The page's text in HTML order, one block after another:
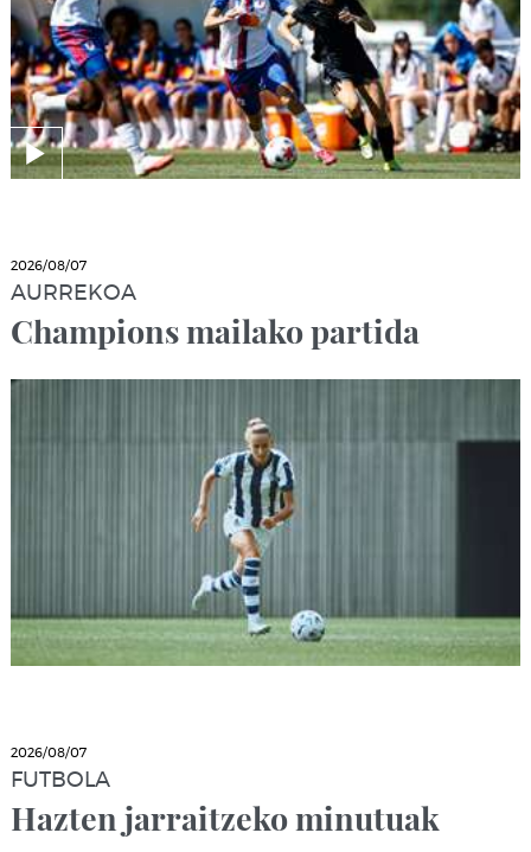
2026/08/07
AURREKOA
Champions mailako partida
2026/08/07
FUTBOLA
Hazten jarraitzeko minutuak